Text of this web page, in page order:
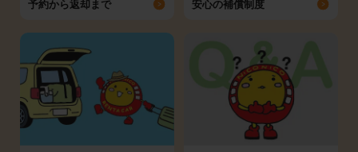
予約から返却まで 安心の補償制度